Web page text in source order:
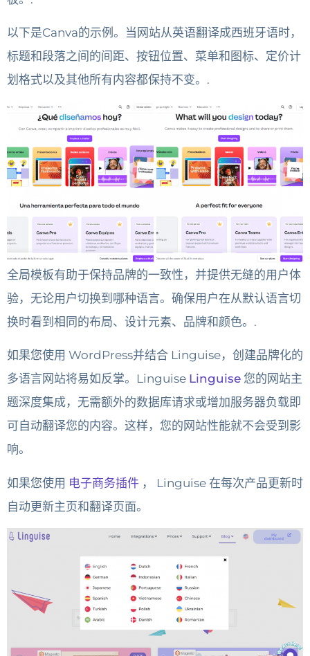
以下是Canva的示例。当网站从英语翻译成西班牙语时，
标题和段落之间的间距、按钮位置、菜单和图标、定价计
划格式以及其他所有内容都保持不变。.
全局模板有助于保持品牌的一致性，并提供无缝的用户体
验，无论用户切换到哪种语言。确保用户在从默认语言切
换时看到相同的布局、设计元素、品牌和颜色。.
如果您使用 WordPress并结合 Linguise，创建品牌化的
多语言网站将易如反掌。Linguise Linguise 您的网站主
题深度集成，无需额外的数据库请求或增加服务器负载即
可自动翻译您的内容。这样，您的网站性能就不会受到影
响。
如果您使用 电子商务插件 ， Linguise 在每次产品更新时
自动更新主页和翻译页面。